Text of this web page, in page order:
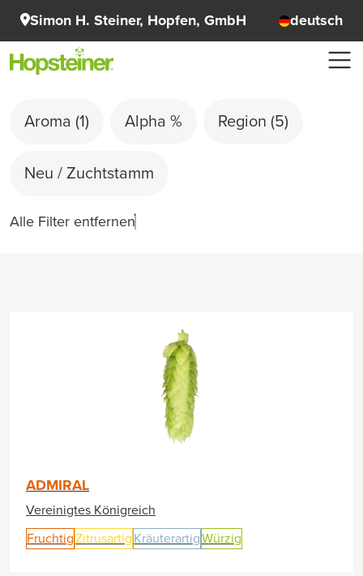
Simon H. Steiner, Hopfen, GmbH deutsch
Aroma (1) Alpha % Region (5)
Neu / Zuchtstamm
Alle Filter entfernen
ADMIRAL
Vereinigtes Königreich
FruchtigZitrusartig KräuterartigWürzig